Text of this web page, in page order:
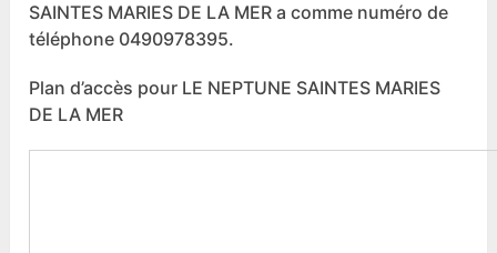
SAINTES MARIES DE LA MER a comme numéro de
téléphone 0490978395.
Plan d’accès pour LE NEPTUNE SAINTES MARIES
DE LA MER